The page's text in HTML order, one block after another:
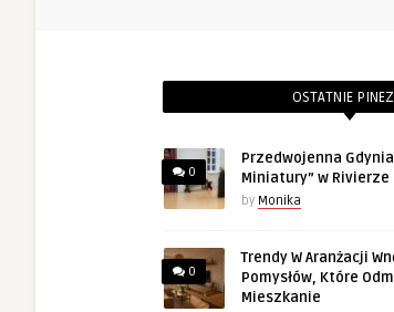
OSTATNIE
0
Przedwojenna
Miniatury” w Rivierze
by Monika
0
Trendy W Aranżacji
Pomysłów, Które
Mieszkanie